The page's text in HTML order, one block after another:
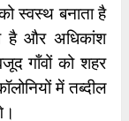
स्वस्थ बनाता है
है और अधिकांश
गाँवों को शहर
में तब्दील